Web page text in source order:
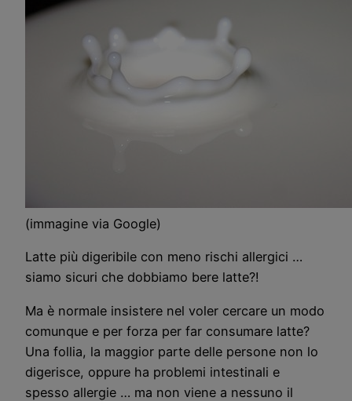
(immagine via Google)
Latte più digeribile con meno rischi allergici …
siamo sicuri che dobbiamo bere latte?!
Ma è normale insistere nel voler cercare un modo
comunque e per forza per far consumare latte?
Una follia, la maggior parte delle persone non lo
digerisce, oppure ha problemi intestinali e
spesso allergie … ma non viene a nessuno il